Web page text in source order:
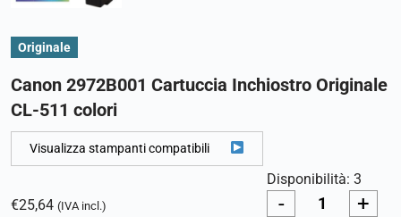
Originale
Canon 2972B001 Cartuccia Inchiostro Originale
CL-511 colori
Visualizza stampanti compatibili
€25,64 (IVA incl.)
Disponibilità: 3
- +